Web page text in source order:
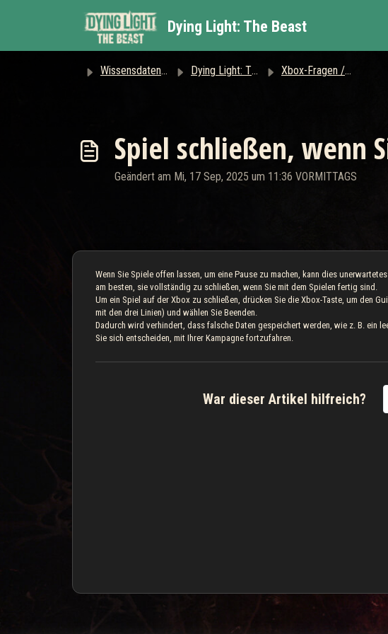
Dying Light: The Beast
Wissensdatenbank Dying Light: The Beast Xbox-Fragen / Probleme
Spiel schließen, wenn
Geändert am Mi, 17 Sep, 2025 um 11:36 VORMITTAGS
Wenn Sie Spiele offen lassen, um eine Pause zu machen, kann dies
am besten, sie vollständig zu schließen, wenn Sie mit dem Spielen fertig sind.
Um ein Spiel auf der Xbox zu schließen, drücken Sie die Xbox-Taste, um den
mit den drei Linien) und wählen Sie Beenden.
Dadurch wird verhindert, dass falsche Daten gespeichert werden, wie z. B. ein
Sie sich entscheiden, mit Ihrer Kampagne fortzufahren.
War dieser Artikel hilfreich?